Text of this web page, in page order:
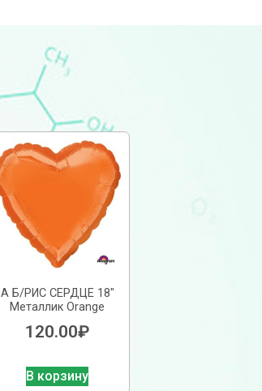
А Б/РИС СЕРДЦЕ 18″
Металлик Orange
120.00₽
В корзину